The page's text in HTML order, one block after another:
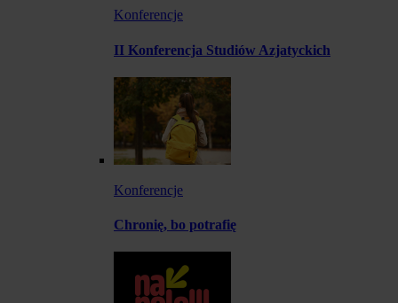
Konferencje
II Konferencja Studiów Azjatyckich
Konferencje
Chronię, bo potrafię